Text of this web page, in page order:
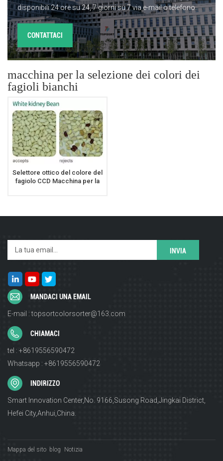
disponibili 24 ore su 24, 7 giorni su 7 via e-mail o telefono.
CONTATTACI
macchina per la selezione dei colori dei
fagioli bianchi
Selettore ottico del colore del
fagiolo CCD Macchina per la
MANDACI UNA EMAIL
E-mail : topsortcolorsorter@163.com
CHIAMACI
tel : +8619556590472
Whatsapp : +8619556590472
INDIRIZZO
Smart Innovation Center,No. 9166,Susong Road,Jingkai District,
Hefei City,Anhui,China.
Mappa del sito blog Notizia